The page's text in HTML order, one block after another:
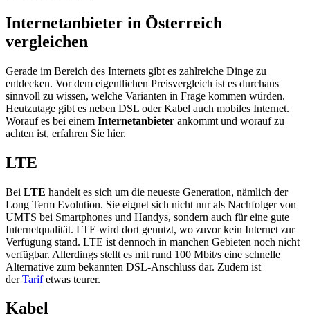
Internetanbieter in Österreich
vergleichen
Gerade im Bereich des Internets gibt es zahlreiche Dinge zu
entdecken. Vor dem eigentlichen Preisvergleich ist es durchaus
sinnvoll zu wissen, welche Varianten in Frage kommen würden.
Heutzutage gibt es neben DSL oder Kabel auch mobiles Internet.
Worauf es bei einem Internetanbieter ankommt und worauf zu
achten ist, erfahren Sie hier.
LTE
Bei LTE handelt es sich um die neueste Generation, nämlich der
Long Term Evolution. Sie eignet sich nicht nur als Nachfolger von
UMTS bei Smartphones und Handys, sondern auch für eine gute
Internetqualität. LTE wird dort genutzt, wo zuvor kein Internet zur
Verfügung stand. LTE ist dennoch in manchen Gebieten noch nicht
verfügbar. Allerdings stellt es mit rund 100 Mbit/s eine schnelle
Alternative zum bekannten DSL-Anschluss dar. Zudem ist
derTarifetwas teurer.
Kabel